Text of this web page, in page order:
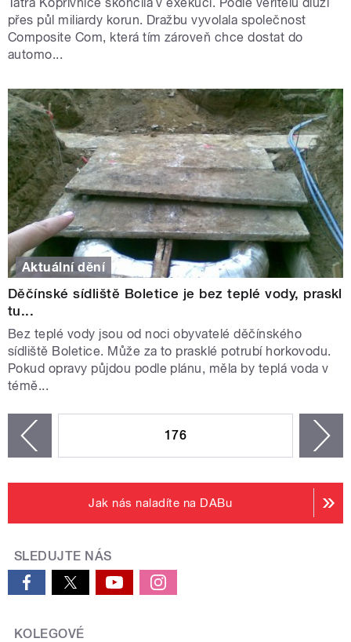
Tatra Kopřivnice skončila v exekuci. Podle věřitelů dluží
přes půl miliardy korun. Dražbu vyvolala společnost
Composite Com, která tím zároveň chce dostat do
automo...
Aktuální dění
Děčínské sídliště Boletice je bez teplé vody, praskl
tu...
Bez teplé vody jsou od noci obyvatelé děčínského
sídliště Boletice. Může za to prasklé potrubí horkovodu.
Pokud opravy půjdou podle plánu, měla by teplá voda v
témě...
176
Jak nás naladíte na DABu
SLEDUJTE NÁS
KOLEGOVÉ